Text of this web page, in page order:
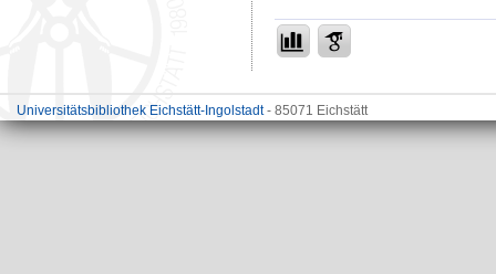
Universitätsbibliothek Eichstätt-Ingolstadt- 85071 Eichstätt